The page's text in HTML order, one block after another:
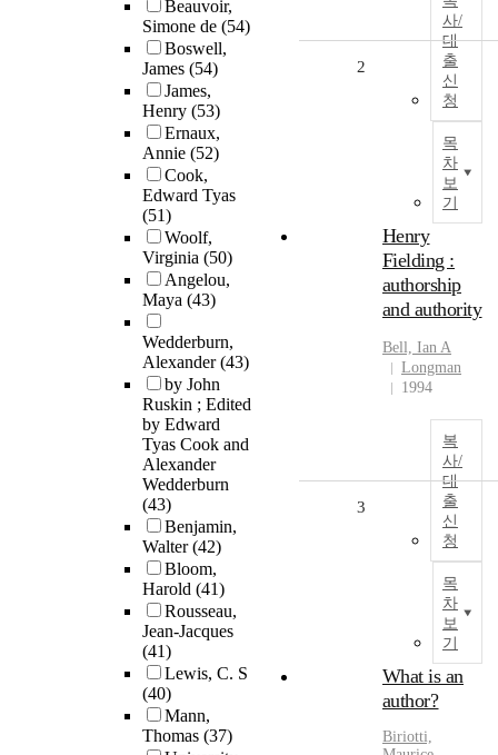
Beauvoir,
Simone de (54)
Boswell,
James (54)
James,
Henry (53)
Ernaux,
Annie (52)
Cook,
Edward Tyas
(51)
Woolf,
Virginia (50)
Angelou,
Maya (43)
Wedderburn,
Alexander(43)
by John
Ruskin ; Edited
by Edward
Tyas Cook and
Alexander
Wedderburn
(43)
Benjamin,
Walter(42)
Bloom,
Harold (41)
Rousseau,
Jean-Jacques
(41)
Lewis, C. S
(40)
Mann,
Thomas (37)
사/
대
출
신
청
목
차
보
기
2
Henry
Fielding :
authorship
and authority
Bell, Ian A
Longman
1994
복
사/
대
출
신
청
목
차
보
기
3
What is an
author?
Biriotti,